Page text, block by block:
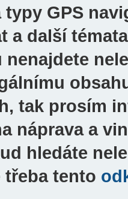
typy GPS
a další
tak prosím
náprava a
hledáte
tento